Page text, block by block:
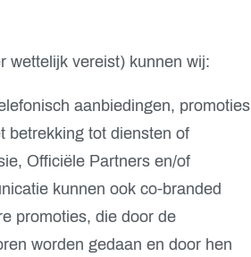
wettelijk vereist) kunnen wij:
aanbiedingen, promoties
betrekking tot diensten of
Officiële Partners en/of
kunnen ook co-branded
promoties, die door de
worden gedaan en door hen